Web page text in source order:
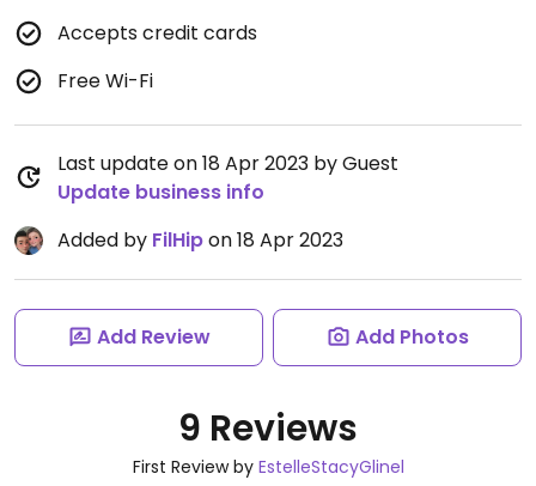
Accepts credit cards
Free Wi-Fi
Last update on 18 Apr 2023 by Guest
Update business info
Added by FilHipon 18 Apr 2023
Add Review Add Photos
9 Reviews
First Review by EstelleStacyGlinel